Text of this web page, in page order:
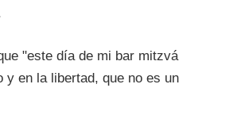
"este día de mi bar mitzvá
y en la libertad, que no es un